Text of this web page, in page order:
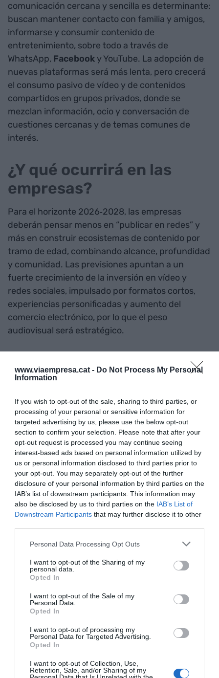
www.viaempresa.cat - Do Not Process My Personal
Information
If you wish to opt-out of the sale, sharing to third parties, or
processing of your personal or sensitive information for
targeted advertising by us, please use the below opt-out
section to confirm your selection. Please note that after your
opt-out request is processed you may continue seeing
interest-based ads based on personal information utilized by
us or personal information disclosed to third parties prior to
your opt-out. You may separately opt-out of the further
disclosure of your personal information by third parties on the
IAB’s list of downstream participants. This information may
also be disclosed by us to third parties on the IAB’s List of
Downstream Participants that may further disclose it to other
Personal Data Processing Opt Outs
I want to opt-out of the Sharing of my
personal data.
Opted In
I want to opt-out of the Sale of my
Personal Data.
Opted In
I want to opt-out of processing my
Personal Data for Targeted Advertising.
Opted In
I want to opt-out of Collection, Use,
Retention, Sale, and/or Sharing of my
comunicación cercana y sencilla es determinante:
buscan mantener contacto con familia y amigos,
informarse y consumir contenido de
entretenimiento, sobre todo a través de
WhatsApp, Facebook y YouTube. La adopción de
nuevas plataformas será más lenta, pero crecerá
el consumo pasivo de vídeo y de contenidos
compartidos en grupos privados, donde se
mezclan información, ocio y conversación de
cuestiones cercanas y de temas comunes de
interés.
¿Y qué ocurrirá en las
empresas?
Para el horizonte 2026‑2028, las empresas
deberán pensar menos en “publicar en redes” y
más en construir ecosistemas de contenido por
tramo de edad, combinando alcance, profundidad
y comunidad. Las previsiones apuntan a un
fuerte crecimiento de la inversión en vídeo y
redes sociales, impulsado por formatos cortos,
experiencias personificadas y aumento del
comercio electrónico, por lo que el peso
audiovisual será estratégico.
Además, se espera un desplazamiento progresivo
hacia espacios más privados y comunidades
Telegram donde las marcas deberán integrarse
aportando valor sin interrumpir las
conversaciones.
En este contexto, la medición deberá ir más allá
del alcance e incluir indicadores de confianza,
participación y calidad de la relación, reforzando
un modelo de comunicación donde la tecnología y
la automatización a partir del uso de la
inteligencia artificial convivan de forma
personalizada, especialmente en empresas de
servicios.
La personalización será un
eje central en las estrategias
empresariales:
segmentación por intereses,
comportamiento y